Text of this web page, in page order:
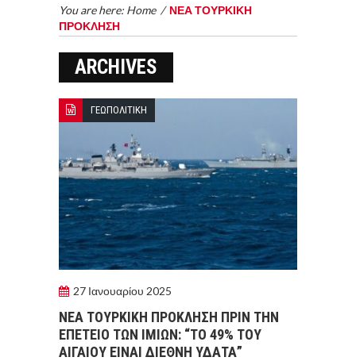
You are here: Home / ΝΕΑ ΤΟΥΡΚΙΚΗ
ΠΡΟΚΛΗΣΗ
ARCHIVES
ΓΕΩΠΟΛΙΤΙΚΗ
27 Ιανουαρίου 2025
ΝΕΑ ΤΟΥΡΚΙΚΗ ΠΡΟΚΛΗΣΗ ΠΡΙΝ ΤΗΝ
ΕΠΕΤΕΙΟ ΤΩΝ ΙΜΙΩΝ: “ΤΟ 49% ΤΟΥ
ΑΙΓΑΙΟΥ ΕΙΝΑΙ ΔΙΕΘΝΗ ΥΔΑΤΑ”